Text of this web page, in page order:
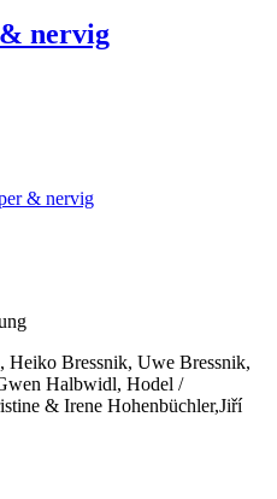
nervig
Heiko Bressnik, Uwe Bressnik,
Halbwidl, Hodel /
& Irene Hohenbüchler,Jiří